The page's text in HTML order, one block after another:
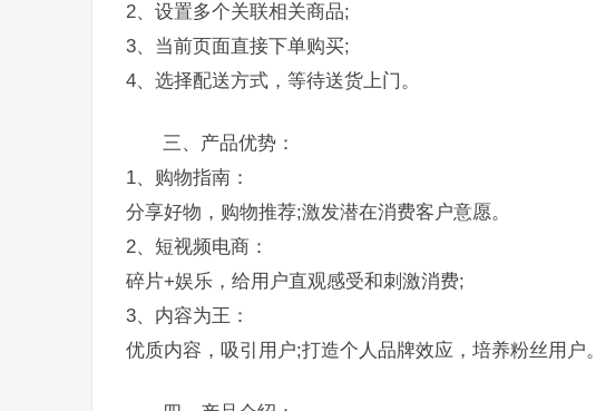
2、设置多个关联相关商品;
3、当前页面直接下单购买;
4、选择配送方式，等待送货上门。
三、产品优势：
1、购物指南：
分享好物，购物推荐;激发潜在消费客户意愿。
2、短视频电商：
碎片+娱乐，给用户直观感受和刺激消费;
3、内容为王：
优质内容，吸引用户;打造个人品牌效应，培养粉丝用户。